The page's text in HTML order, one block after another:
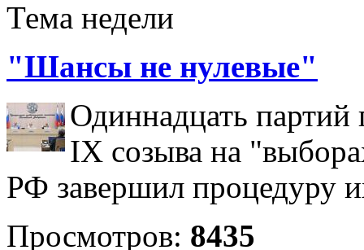
Тема недели
"Шансы не нулевые"
Одиннадцать партий
IX созыва на
РФ завершил процедуру
Просмотров: 8435